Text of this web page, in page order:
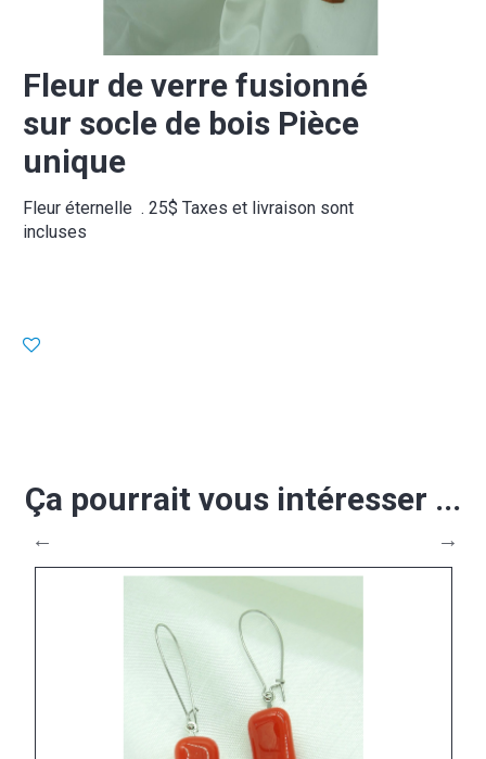
Fleur de verre fusionné
sur socle de bois Pièce
unique
Fleur éternelle . 25$ Taxes et livraison sont
incluses
Ça pourrait vous intéresser ...